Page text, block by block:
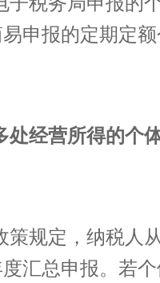
申报的定期定
经营所得的个体
定，纳税人从
汇总申报。若